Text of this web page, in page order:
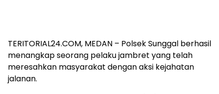
TERITORIAL24.COM, MEDAN – Polsek Sunggal berhasil
menangkap seorang pelaku jambret yang telah
meresahkan masyarakat dengan aksi kejahatan
jalanan.